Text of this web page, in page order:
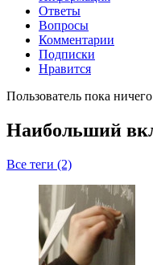
Ответы
Вопросы
Комментарии
Подписки
Нравится
Пользователь пока
Наибольший
Все теги (2)